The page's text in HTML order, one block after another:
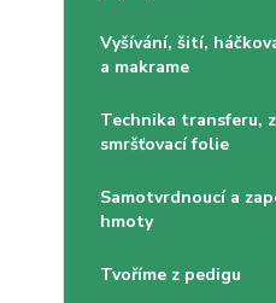
Vyšívání, šití,
a makrame
Technika transferu,
smršťovací folie
Samotvrdnoucí a
hmoty
Tvoříme z pedigu